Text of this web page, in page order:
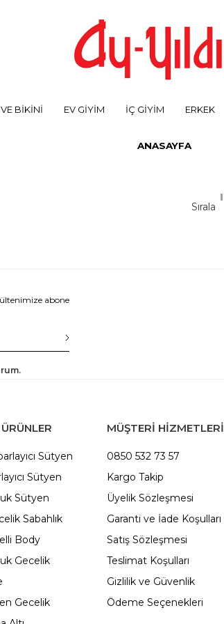
BİKİNİ EV GİYİM İÇ GİYİM ERKEK
ANASAYFA
Sırala
abone
Sütyen
Sütyen
Sütyen
Sabahlık
Body
Gecelik
Gecelik
MÜŞTERİ HİZMETLERİ
0850 532 73 57
Kargo Takip
Üyelik Sözleşmesi
Garanti ve İade Koşulları
Satış Sözleşmesi
Teslimat Koşulları
Gizlilik ve Güvenlik
Ödeme Seçenekleri